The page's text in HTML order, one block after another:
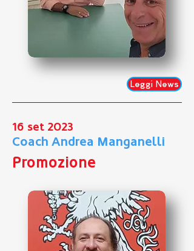
Leggi News
16 set 2023
Coach Andrea Manganelli
Promozione